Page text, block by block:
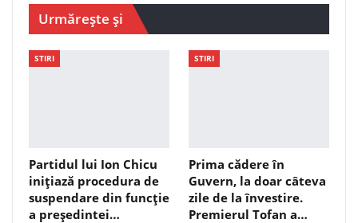
Urmărește și
STIRI
Partidul lui Ion Chicu
inițiază procedura de
suspendare din funcție
a președintei…
STIRI
Prima cădere în
Guvern, la doar câteva
zile de la învestire.
Premierul Tofan a…